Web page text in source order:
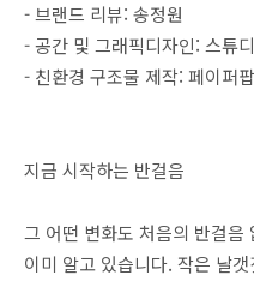
- 브랜드 리뷰: 송정원
- 공간 및 그래픽디자인: 스튜
- 친환경 구조물 제작: 페이퍼팝
지금 시작하는 반걸음
그 어떤 변화도 처음의 반걸음
이미 알고 있습니다. 작은 날